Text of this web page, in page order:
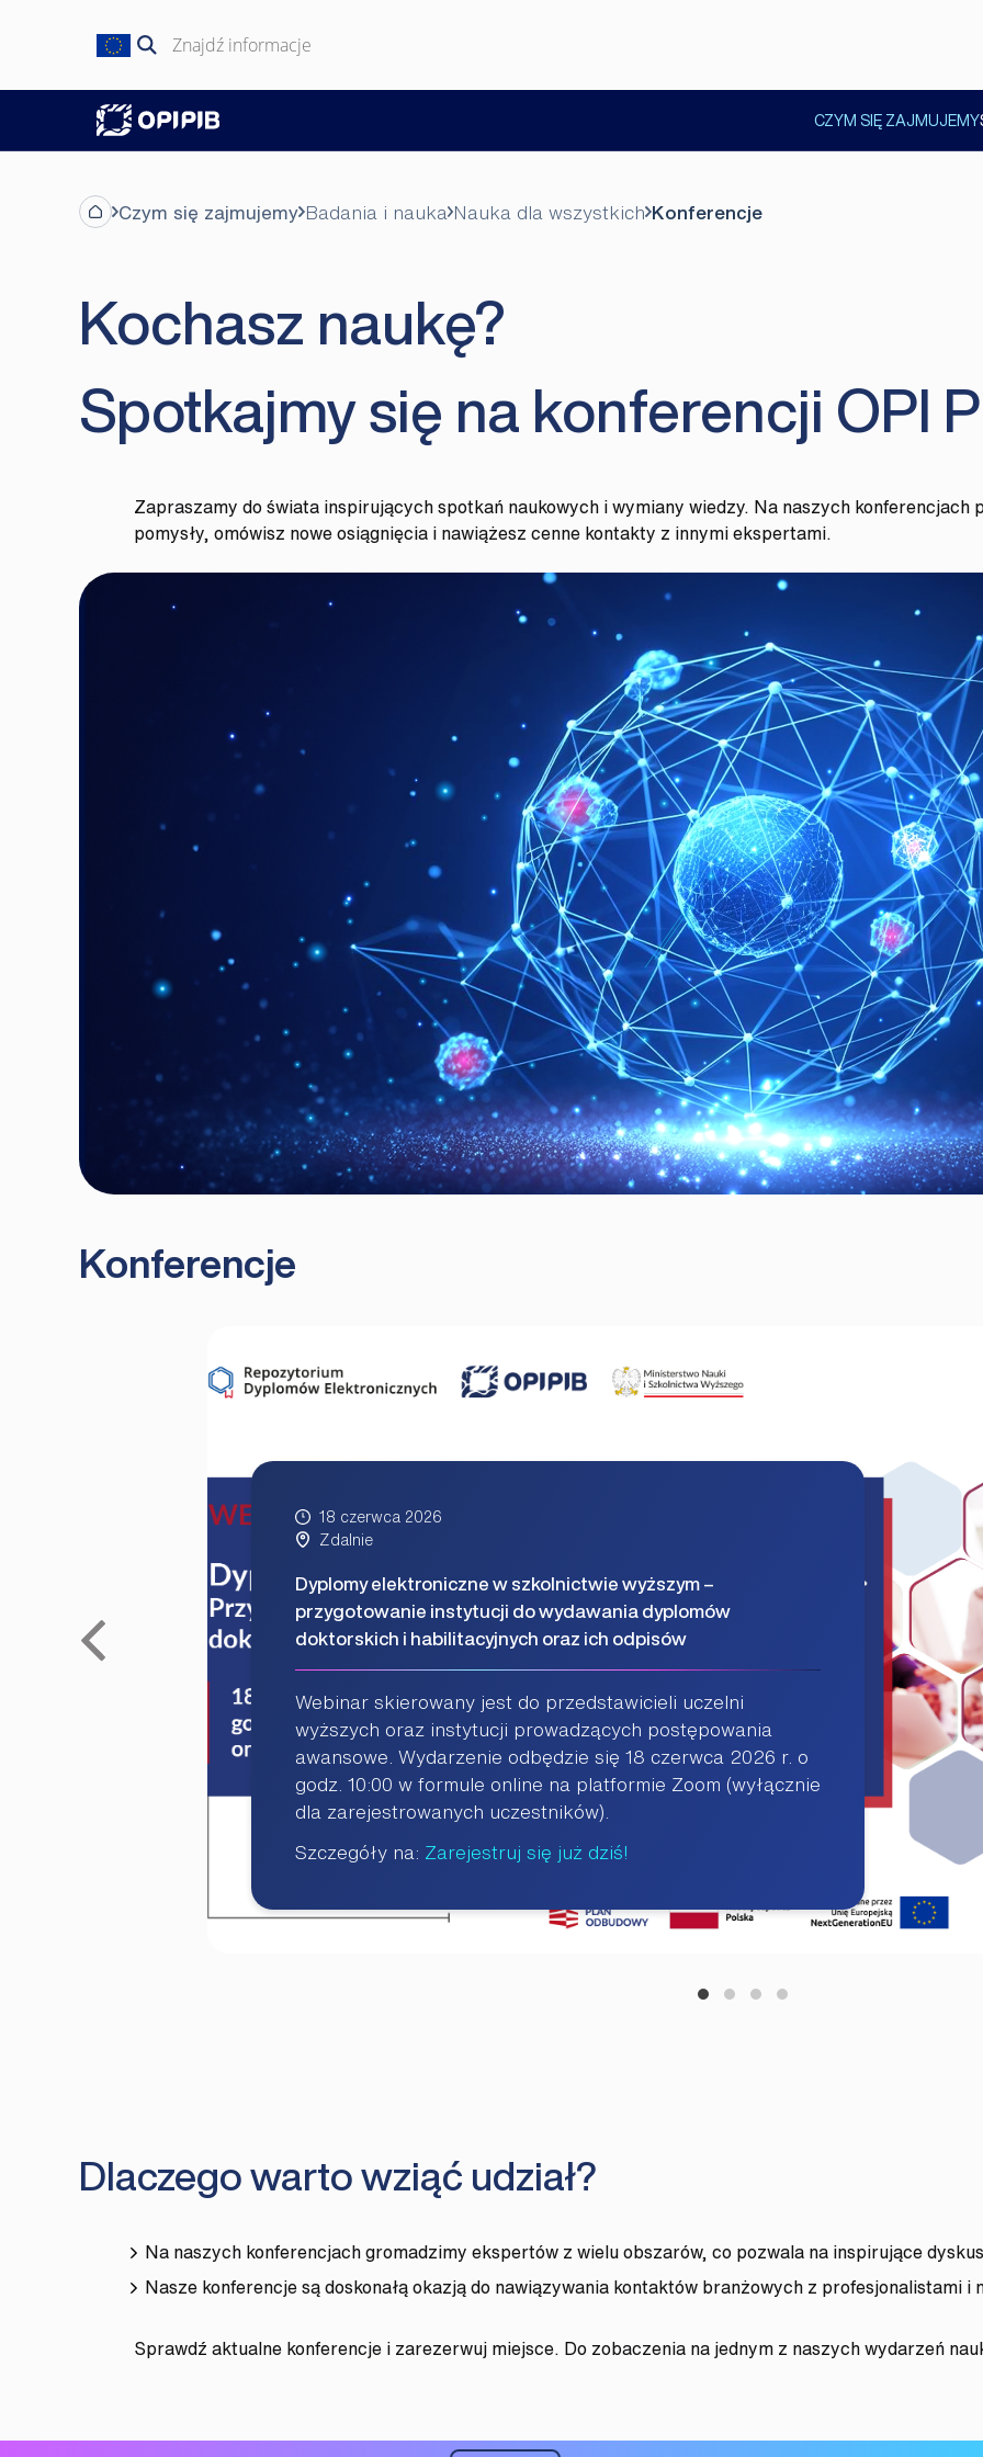
Szukaj:
POKAŻ
PODMENU
CZYM SIĘ ZAJMUJEMY
Czym się zajmujemy Badania i nauka Nauka dla wszystkich Konferencje
Kochasz naukę?
Spotkajmy się na konferencji OPI
Zapraszamy do świata inspirujących spotkań naukowych i wymiany wiedzy. Na naszych
pomysły, omówisz nowe osiągnięcia i nawiążesz cenne kontakty z innymi ekspertami.
Konferencje
Dyplomy elektroniczne w szkolnictwie wyższym –
przygotowanie instytucji do wydawania dyplomów
doktorskich i habilitacyjnych oraz ich odpisów
Data:18 czerwca 2026
Miejsce:
Zdalnie
Webinar skierowany jest do przedstawicieli uczelni
wyższych oraz instytucji prowadzących postępowania
awansowe. Wydarzenie odbędzie się 18 czerwca 2026 r. o
godz. 10:00 w formule online na platformie Zoom (wyłącznie
dla zarejestrowanych uczestników).
Szczegóły na: Zarejestruj się już dziś!
Dyplomy elektroniczne w
Dyplomy elektroniczne w
Techniczne
e-Dyplomy
Dlaczego warto wziąć udział?
Na naszych konferencjach gromadzimy ekspertów z wielu obszarów, co pozwala na inspirujące
Nasze konferencje są doskonałą okazją do nawiązywania kontaktów branżowych z profesjonalistami i
Sprawdź aktualne konferencje i zarezerwuj miejsce. Do zobaczenia na jednym z naszych wydarzeń